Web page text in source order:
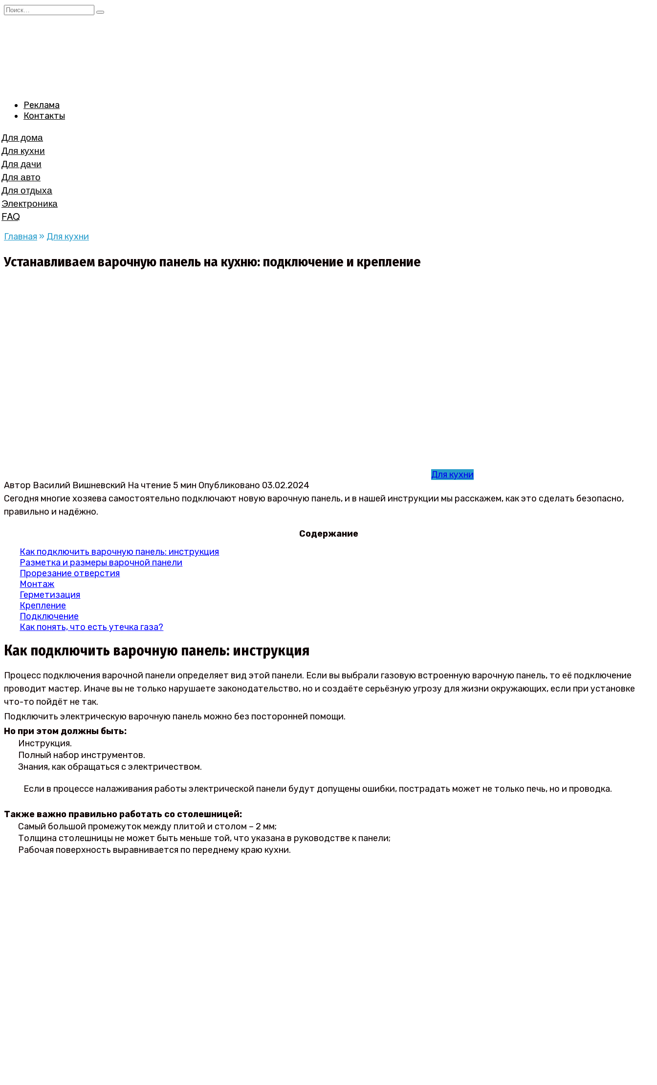
Перейти
Search
Реклама
Контакты
Для дома
Для кухни
Для дачи
Для авто
Для отдыха
Электроника
FAQ
Главная » Для кухни
Устанавливаем варочную панель на кухню: подключение и крепление
Для кухни
Автор Василий Вишневский На чтение 5 мин Опубликовано 03.02.2024
Сегодня многие хозяева самостоятельно подключают новую варочную панель, и в нашей инструкции мы расскажем, как это сделать безопасно,
правильно и надёжно.
Содержание
Как подключить варочную панель: инструкция
Разметка и размеры варочной панели
Прорезание отверстия
Монтаж
Герметизация
Крепление
Подключение
Как понять, что есть утечка газа?
Как подключить варочную панель: инструкция
Процесс подключения варочной панели определяет вид этой панели. Если вы выбрали газовую встроенную варочную панель, то её подключение
проводит мастер. Иначе вы не только нарушаете законодательство, но и создаёте серьёзную угрозу для жизни окружающих, если при установке
что-то пойдёт не так.
Подключить электрическую варочную панель можно без посторонней помощи.
Но при этом должны быть:
Инструкция.
Полный набор инструментов.
Знания, как обращаться с электричеством.
Если в процессе налаживания работы электрической панели будут допущены ошибки, пострадать может не только печь, но и проводка.
Также важно правильно работать со столешницей:
Самый большой промежуток между плитой и столом – 2 мм;
Толщина столешницы не может быть меньше той, что указана в руководстве к панели;
Рабочая поверхность выравнивается по переднему краю кухни.